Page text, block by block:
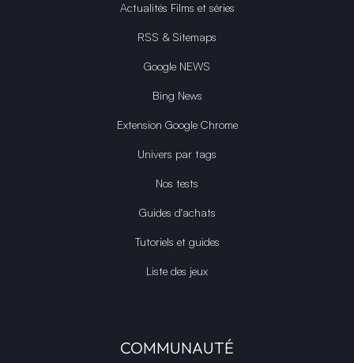
Actualités Films et séries
RSS & Sitemaps
Google NEWS
Bing News
Extension Google Chrome
Univers par tags
Nos tests
Guides d'achats
Tutoriels et guides
Liste des jeux
COMMUNAUTÉ